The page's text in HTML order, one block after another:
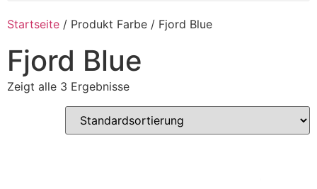
Startseite / Produkt Farbe / Fjord Blue
Fjord Blue
Zeigt alle 3 Ergebnisse